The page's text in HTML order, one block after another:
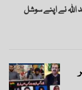
نے اپنے سوشل